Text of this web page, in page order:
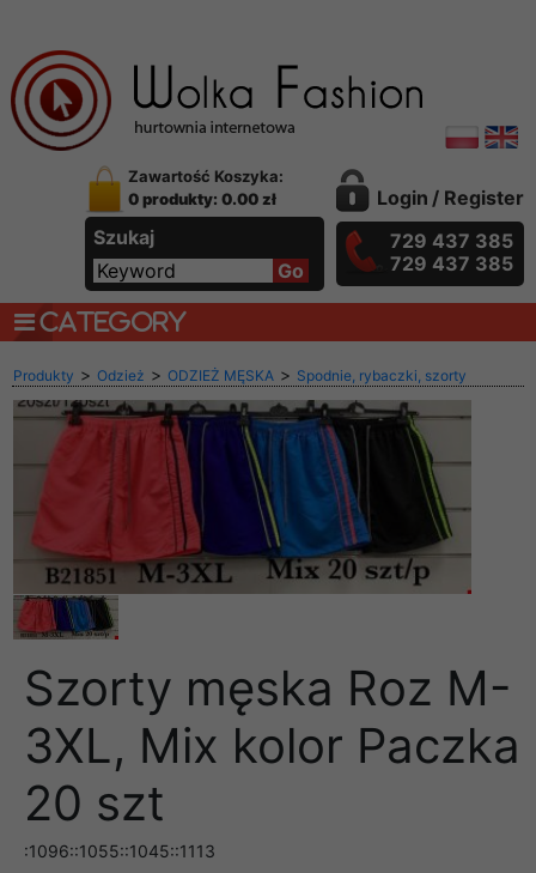
Zawartość Koszyka:
0 produkty: 0.00 zł
Szukaj
Login / Register
729 437 385
729 437 385
CATEGORY
Produkty > Odzież > ODZIEŻ MĘSKA > Spodnie, rybaczki, szorty
Szorty męska Roz M-
3XL, Mix kolor Paczka
20 szt
:1096::1055::1045::1113